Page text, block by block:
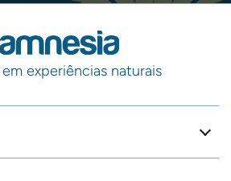
experiências naturais